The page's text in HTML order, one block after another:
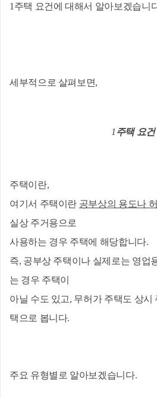
1주택 요건에 대해서 알아보겠습니
세부적으로 살펴보면,
1 주택 요건
주택이란,
여기서 주택이란 공부상의 용도나
실상 주거용으로
사용하는 경우 주택에 해당합니다.
즉, 공부상 주택이나 실제로는 영업
는 경우 주택이
아닐 수도 있고, 무허가 주택도 상시
택으로 봅니다.
주요 유형별로 알아보겠습니다.